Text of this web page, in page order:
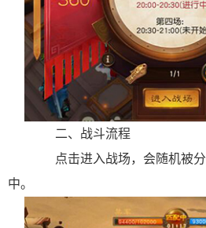
二、战斗流程
点击进入战场，会随机被分
中。